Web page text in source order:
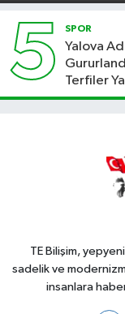
5 SPOR
Yalova
Terfiler
TE Bilişim,
sadelik ve
insanlara